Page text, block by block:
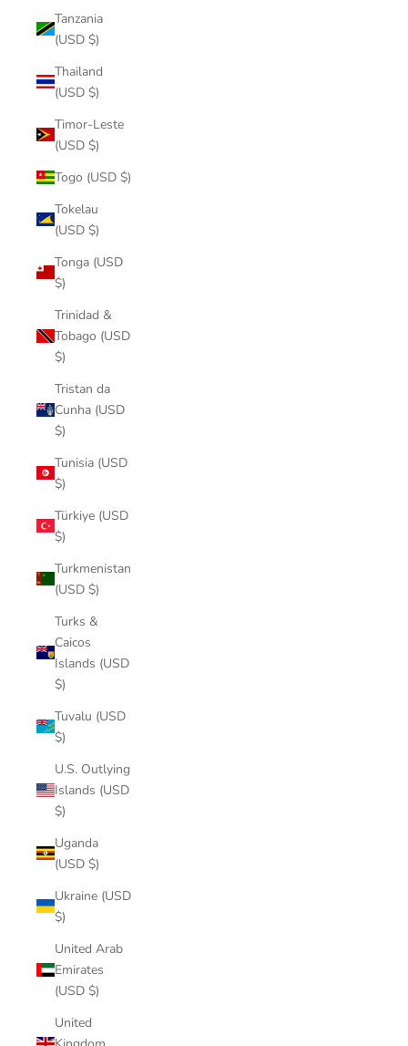
Tanzania
(USD $)
Thailand
(USD $)
Timor-Leste
(USD $)
Togo (USD $)
Tokelau
(USD $)
Tonga (USD
$)
Trinidad &
Tobago (USD
$)
Tristan da
Cunha (USD
$)
Tunisia (USD
$)
Türkiye (USD
$)
Turkmenistan
(USD $)
Turks &
Caicos
Islands (USD
$)
Tuvalu (USD
$)
U.S. Outlying
Islands (USD
$)
Uganda
(USD $)
Ukraine (USD
$)
United Arab
Emirates
(USD $)
United